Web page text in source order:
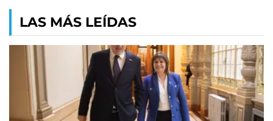
LAS MÁS LEÍDAS